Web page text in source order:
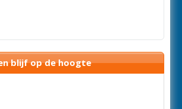
blijf op de hoogte